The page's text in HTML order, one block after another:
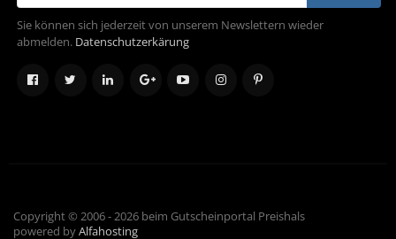
Sie können sich jederzeit von unserem Newslettern wieder
abmelden. Datenschutzerkärung
Copyright © 2006 - 2026 beim Gutscheinportal Preishals
powered byAlfahosting